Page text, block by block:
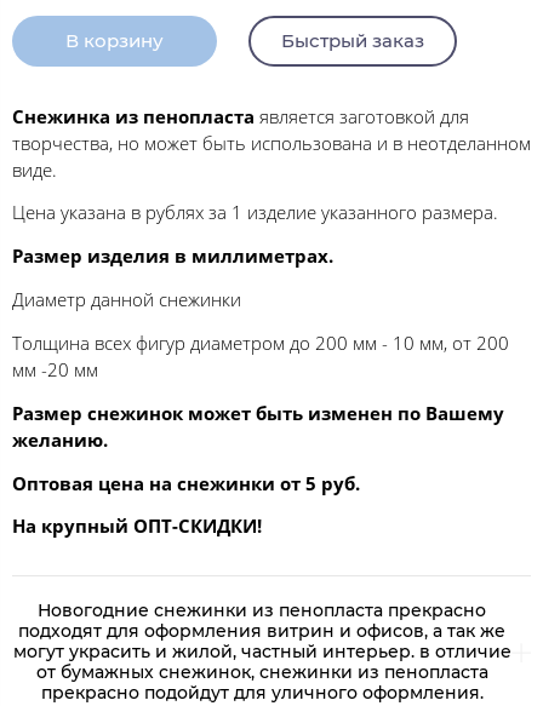
В корзину Быстрый заказ
Снежинка из пенопласта является заготовкой для
творчества, но может быть использована и в неотделанном
виде.
Цена указана в рублях за 1 изделие указанного размера.
Размер изделия в миллиметрах.
Диаметр данной снежинки
Толщина всех фигур диаметром до 200 мм - 10 мм, от 200
мм -20 мм
Размер снежинок может быть изменен по Вашему
желанию.
Оптовая цена на снежинки от 5 руб.
На крупный ОПТ-СКИДКИ!
Новогодние снежинки из пенопласта прекрасно
подходят для оформления витрин и офисов, а так же
могут украсить и жилой, частный интерьер. в отличие
от бумажных снежинок, снежинки из пенопласта
прекрасно подойдут для уличного оформления.